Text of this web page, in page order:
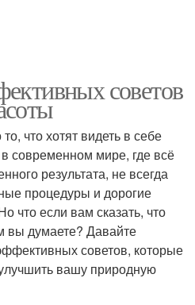
советов
что хотят видеть в себе
современном мире, где всё
результата, не всегда
процедуры и дорогие
что если вам сказать, что
вы думаете? Давайте
советов, которые
вашу природную